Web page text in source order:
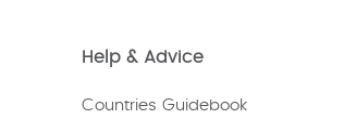
Help & Advice
Countries Guidebook